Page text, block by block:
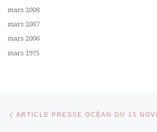
mars 2008
mars 2007
mars 2006
mars 1975
Parcourir les articles
ARTICLE PRESSE OCÉAN DU 15